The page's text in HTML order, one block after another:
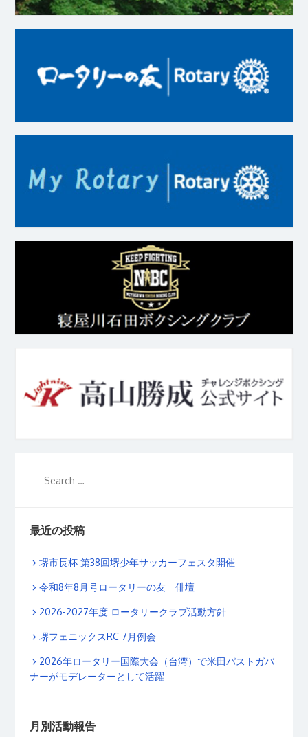
最近の投稿
堺市長杯 第38回堺少年サッカーフェスタ開催
令和8年8月号ロータリーの友 俳壇
2026-2027年度 ロータリークラブ活動方針
堺フェニックスRC 7月例会
2026年ロータリー国際大会（台湾）で米田パストガバ
ナーがモデレーターとして活躍
月別活動報告